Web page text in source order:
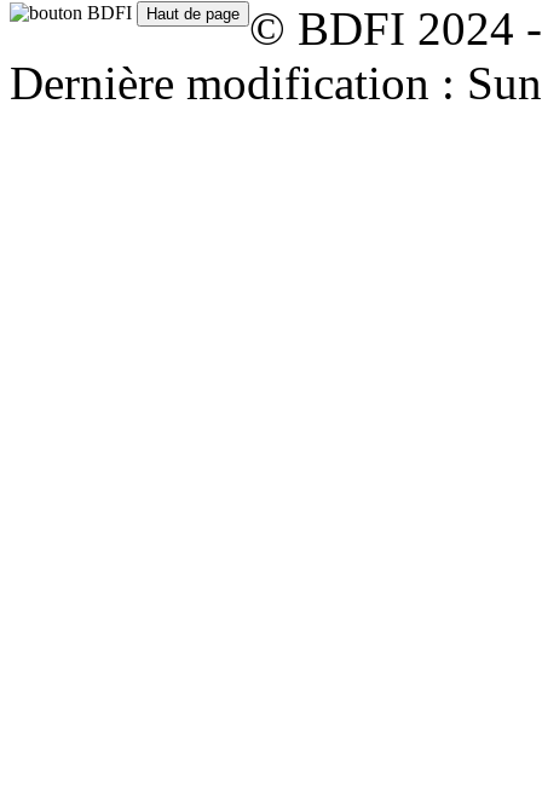
© BDFI 2024
Dernière modification :